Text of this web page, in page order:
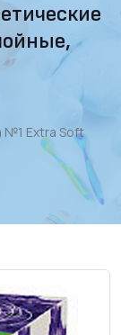
№1 Extra Soft